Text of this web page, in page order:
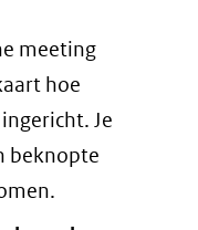
meeting
hoe
Je
beknopte